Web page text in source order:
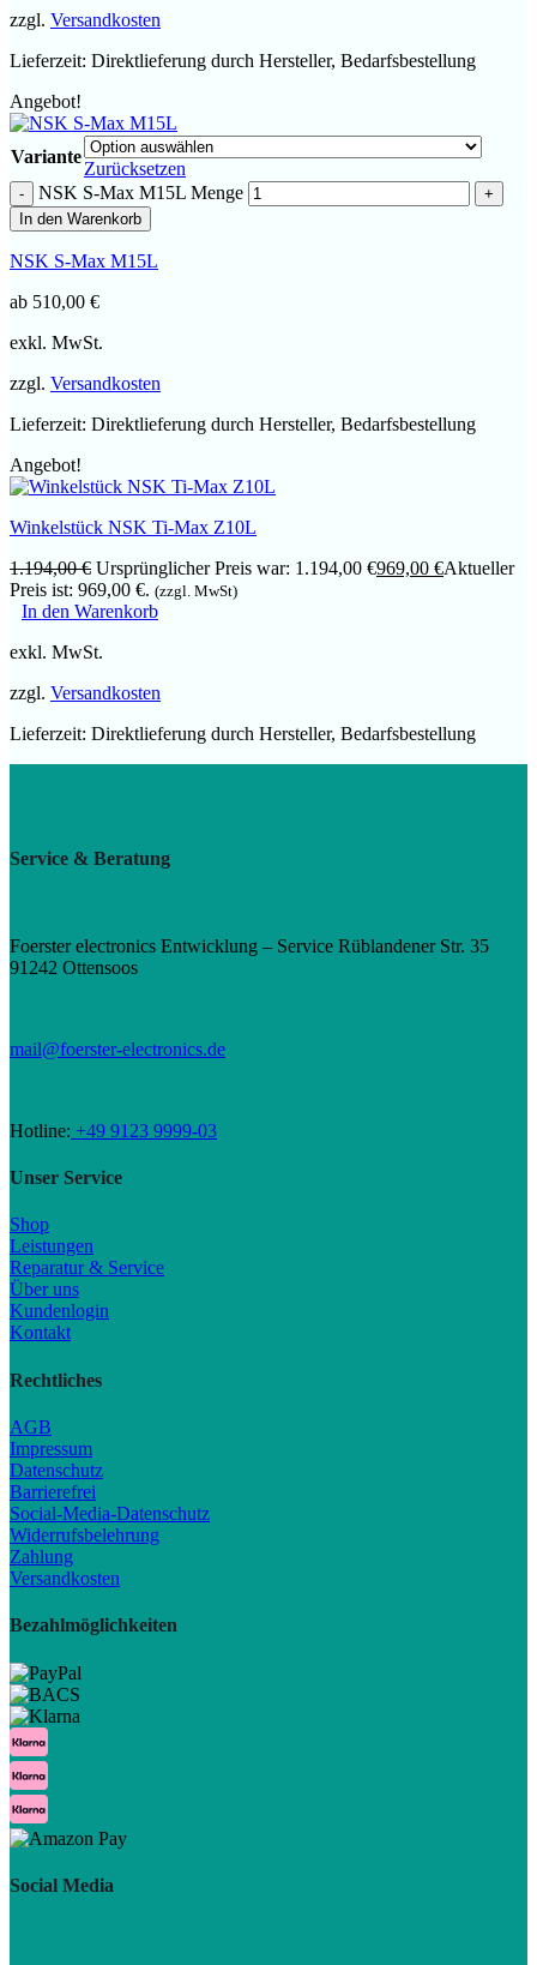
zzgl. Versandkosten
Lieferzeit: Direktlieferung durch Hersteller, Bedarfsbestellung
Angebot!
Variante
Zurücksetzen
NSK S-Max M15L Menge
In den Warenkorb
NSK S-Max M15L
ab 510,00 €
exkl. MwSt.
zzgl. Versandkosten
Lieferzeit: Direktlieferung durch Hersteller, Bedarfsbestellung
Angebot!
Winkelstück NSK Ti-Max Z10L
1.194,00€ Ursprünglicher Preis war: 1.194,00 €969,00 €Aktueller
Preis ist: 969,00 €. (zzgl. MwSt)
In den Warenkorb
exkl. MwSt.
zzgl. Versandkosten
Lieferzeit: Direktlieferung durch Hersteller, Bedarfsbestellung
Service & Beratung
Foerster electronics Entwicklung – Service Rüblandener Str. 35
91242 Ottensoos
mail@foerster-electronics.de
Hotline: +49 9123 9999-03
Unser Service
Shop
Leistungen
Reparatur & Service
Über uns
Kundenlogin
Kontakt
Rechtliches
AGB
Impressum
Datenschutz
Barrierefrei
Social-Media-Datenschutz
Widerrufsbelehrung
Zahlung
Versandkosten
Bezahlmöglichkeiten
Social Media